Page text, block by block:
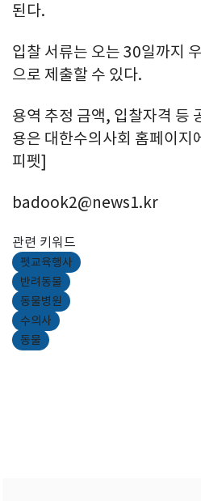
된다.
입찰 서류는 오는 30일까지
으로 제출할 수 있다.
용역 추정 금액, 입찰자격 등
용은 대한수의사회 홈페이지
피펫]
badook2@news1.kr
관련 키워드
펫교육행사
반려동물
동물병원
수의사
동물